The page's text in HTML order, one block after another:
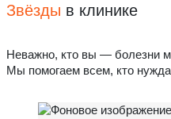
Звёзды в клинике
Неважно, кто вы — болезни
Мы помогаем всем, кто